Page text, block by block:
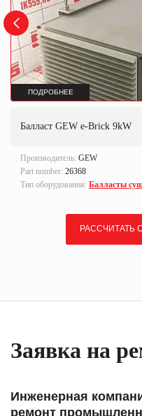
ПОДРОБНЕЕ
Балласт GEW e-Brick 9kW
Производитель: GEW
Part number: 26368
Тип оборудования: Балласты
РАССЧИТАТЬ
Заявка на
Инженерная
ремонт